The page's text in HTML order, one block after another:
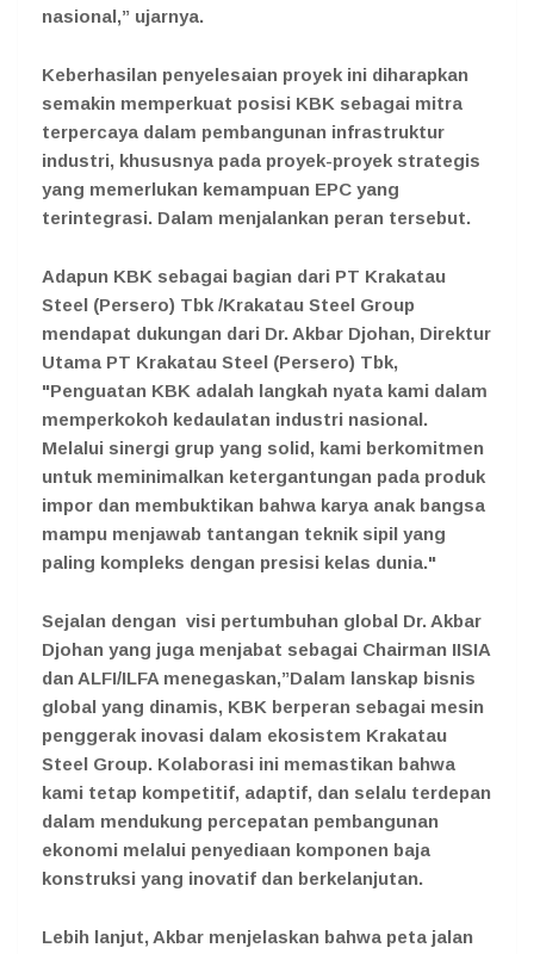
nasional,” ujarnya.
Keberhasilan penyelesaian proyek ini diharapkan
semakin memperkuat posisi KBK sebagai mitra
terpercaya dalam pembangunan infrastruktur
industri, khususnya pada proyek-proyek strategis
yang memerlukan kemampuan EPC yang
terintegrasi. Dalam menjalankan peran tersebut.
Adapun KBK sebagai bagian dari PT Krakatau
Steel (Persero) Tbk /Krakatau Steel Group
mendapat dukungan dari Dr. Akbar Djohan, Direktur
Utama PT Krakatau Steel (Persero) Tbk,
"Penguatan KBK adalah langkah nyata kami dalam
memperkokoh kedaulatan industri nasional.
Melalui sinergi grup yang solid, kami berkomitmen
untuk meminimalkan ketergantungan pada produk
impor dan membuktikan bahwa karya anak bangsa
mampu menjawab tantangan teknik sipil yang
paling kompleks dengan presisi kelas dunia."
Sejalan dengan visi pertumbuhan global Dr. Akbar
Djohan yang juga menjabat sebagai Chairman IISIA
dan ALFI/ILFA menegaskan,”Dalam lanskap bisnis
global yang dinamis, KBK berperan sebagai mesin
penggerak inovasi dalam ekosistem Krakatau
Steel Group. Kolaborasi ini memastikan bahwa
kami tetap kompetitif, adaptif, dan selalu terdepan
dalam mendukung percepatan pembangunan
ekonomi melalui penyediaan komponen baja
konstruksi yang inovatif dan berkelanjutan.
Lebih lanjut, Akbar menjelaskan bahwa peta jalan